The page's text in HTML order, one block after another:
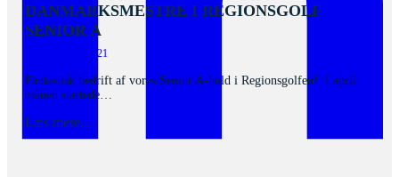
DANMARKSMESTRE I REGIONSGOLF
SENIOR A
29. september 2021
Fantastisk bedrift af vores Senior A-hold i Regionsgolfen! I april
måned startede…
Læs mere...